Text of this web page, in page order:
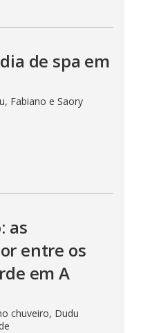
de spa em
Fabiano e Saory
as
entre os
em A
chuveiro, Dudu